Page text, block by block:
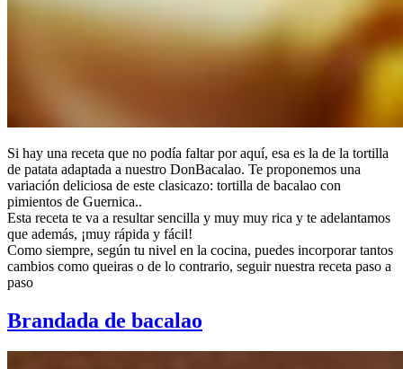
Si hay una receta que no podía faltar por aquí, esa es la de la tortilla
de patata adaptada a nuestro DonBacalao. Te proponemos una
variación deliciosa de este clasicazo: tortilla de bacalao con
pimientos de Guernica..
Esta receta te va a resultar sencilla y muy muy rica y te adelantamos
que además, ¡muy rápida y fácil!
Como siempre, según tu nivel en la cocina, puedes incorporar tantos
cambios como queiras o de lo contrario, seguir nuestra receta paso a
paso
Brandada de bacalao